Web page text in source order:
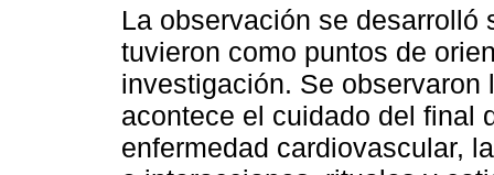
La observación se
tuvieron como puntos de
investigación. Se
acontece el cuidado del final
enfermedad cardiovascular,